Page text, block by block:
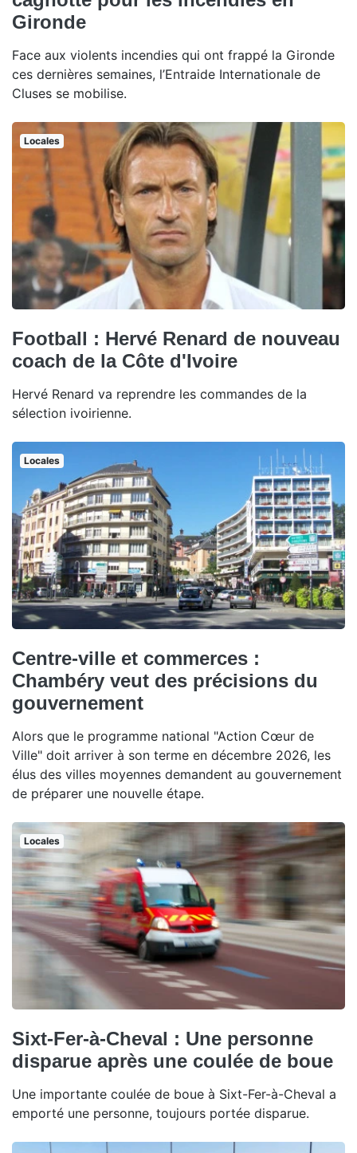
Gironde
Face aux violents incendies qui ont frappé la Gironde
ces dernières semaines, l’Entraide Internationale de
Cluses se mobilise.
Locales
Football : Hervé Renard de nouveau
coach de la Côte d'Ivoire
Hervé Renard va reprendre les commandes de la
sélection ivoirienne.
Locales
Centre-ville et commerces :
Chambéry veut des précisions du
gouvernement
Alors que le programme national "Action Cœur de
Ville" doit arriver à son terme en décembre 2026, les
élus des villes moyennes demandent au gouvernement
de préparer une nouvelle étape.
Locales
Sixt-Fer-à-Cheval : Une personne
disparue après une coulée de boue
Une importante coulée de boue à Sixt-Fer-à-Cheval a
emporté une personne, toujours portée disparue.